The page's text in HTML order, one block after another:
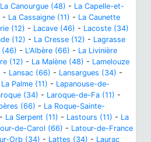
La Canourgue (48) - La Capelle-et-
- La Cassaigne (11) - La Caunette
(12) - Lacave (46) - Lacoste (34)
(12) - La Cresse (12) - Lagrasse
(46) - L'Albère (66) - La Livinière
(12) - La Malène (48) - Lamelouze
- Lansac (66) - Lansargues (34) -
La Palme (11) - Lapanouse-de-
(34) - Laroque-de-Fa (11) -
(66) - La Roque-Sainte-
- La Serpent (11) - Lastours (11) - La
de-Carol (66) - Latour-de-France
Orb (34) - Lattes (34) - Laurac